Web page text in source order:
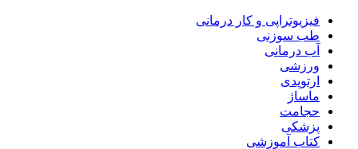
فیزیوتراپی و کار درمانی
طب سوزنی
آب درمانی
ورزشی
ارتوپدی
ماساژ
حجامت
پزشکی
کتاب آموزشی